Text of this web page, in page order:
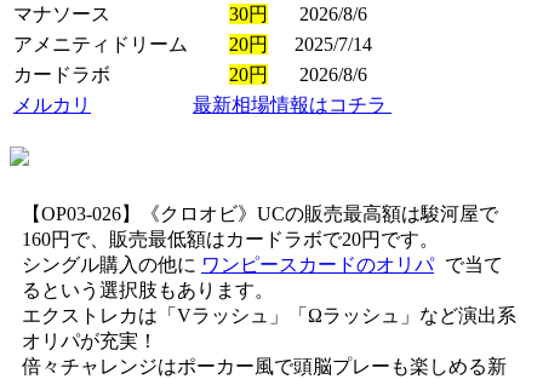
マナソース
30円
2026/8/6
アメニティドリーム
20円
2025/7/14
カードラボ
20円
2026/8/6
メルカリ
最新相場情報はコチラ
【OP03-026】《クロオビ》UCの販売最高額は駿河屋で
160円で、販売最低額はカードラボで20円です。
シングル購入の他に ワンピースカードのオリパ で当て
るという選択肢もあります。
エクストレカは「Vラッシュ」「Ωラッシュ」など演出系
オリパが充実！
倍々チャレンジはポーカー風で頭脳プレーも楽しめる新